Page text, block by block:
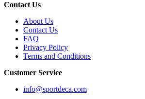
Contact Us
About Us
Contact Us
FAQ
Privacy Policy
Terms and Conditions
Customer Service
info@sportdeca.com